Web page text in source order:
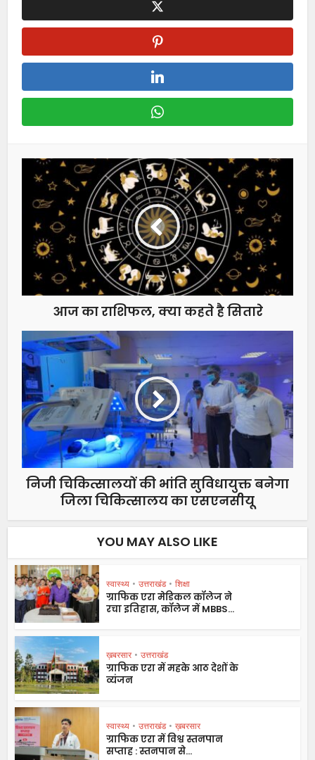
आज का राशिफल, क्या कहते है सितारे
निजी चिकित्सालयों की भांति सुविधायुक्त बनेगा
जिला चिकित्सालय का एसएनसीयू
YOU MAY ALSO LIKE
स्वास्थ्य • उत्तराखंड • शिक्षा
ग्राफिक एरा मेडिकल कॉलेज ने
रचा इतिहास, कॉलेज में MBBS...
ख़बरसार • उत्तराखंड
ग्राफिक एरा में महके आठ देशों के
व्यंजन
स्वास्थ्य • उत्तराखंड • ख़बरसार
ग्राफिक एरा में विश्व स्तनपान
सप्ताह : स्तनपान से...